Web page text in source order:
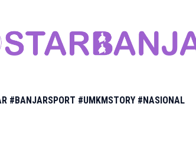
#BANJARSPORT #UMKMSTORY #NASIONAL